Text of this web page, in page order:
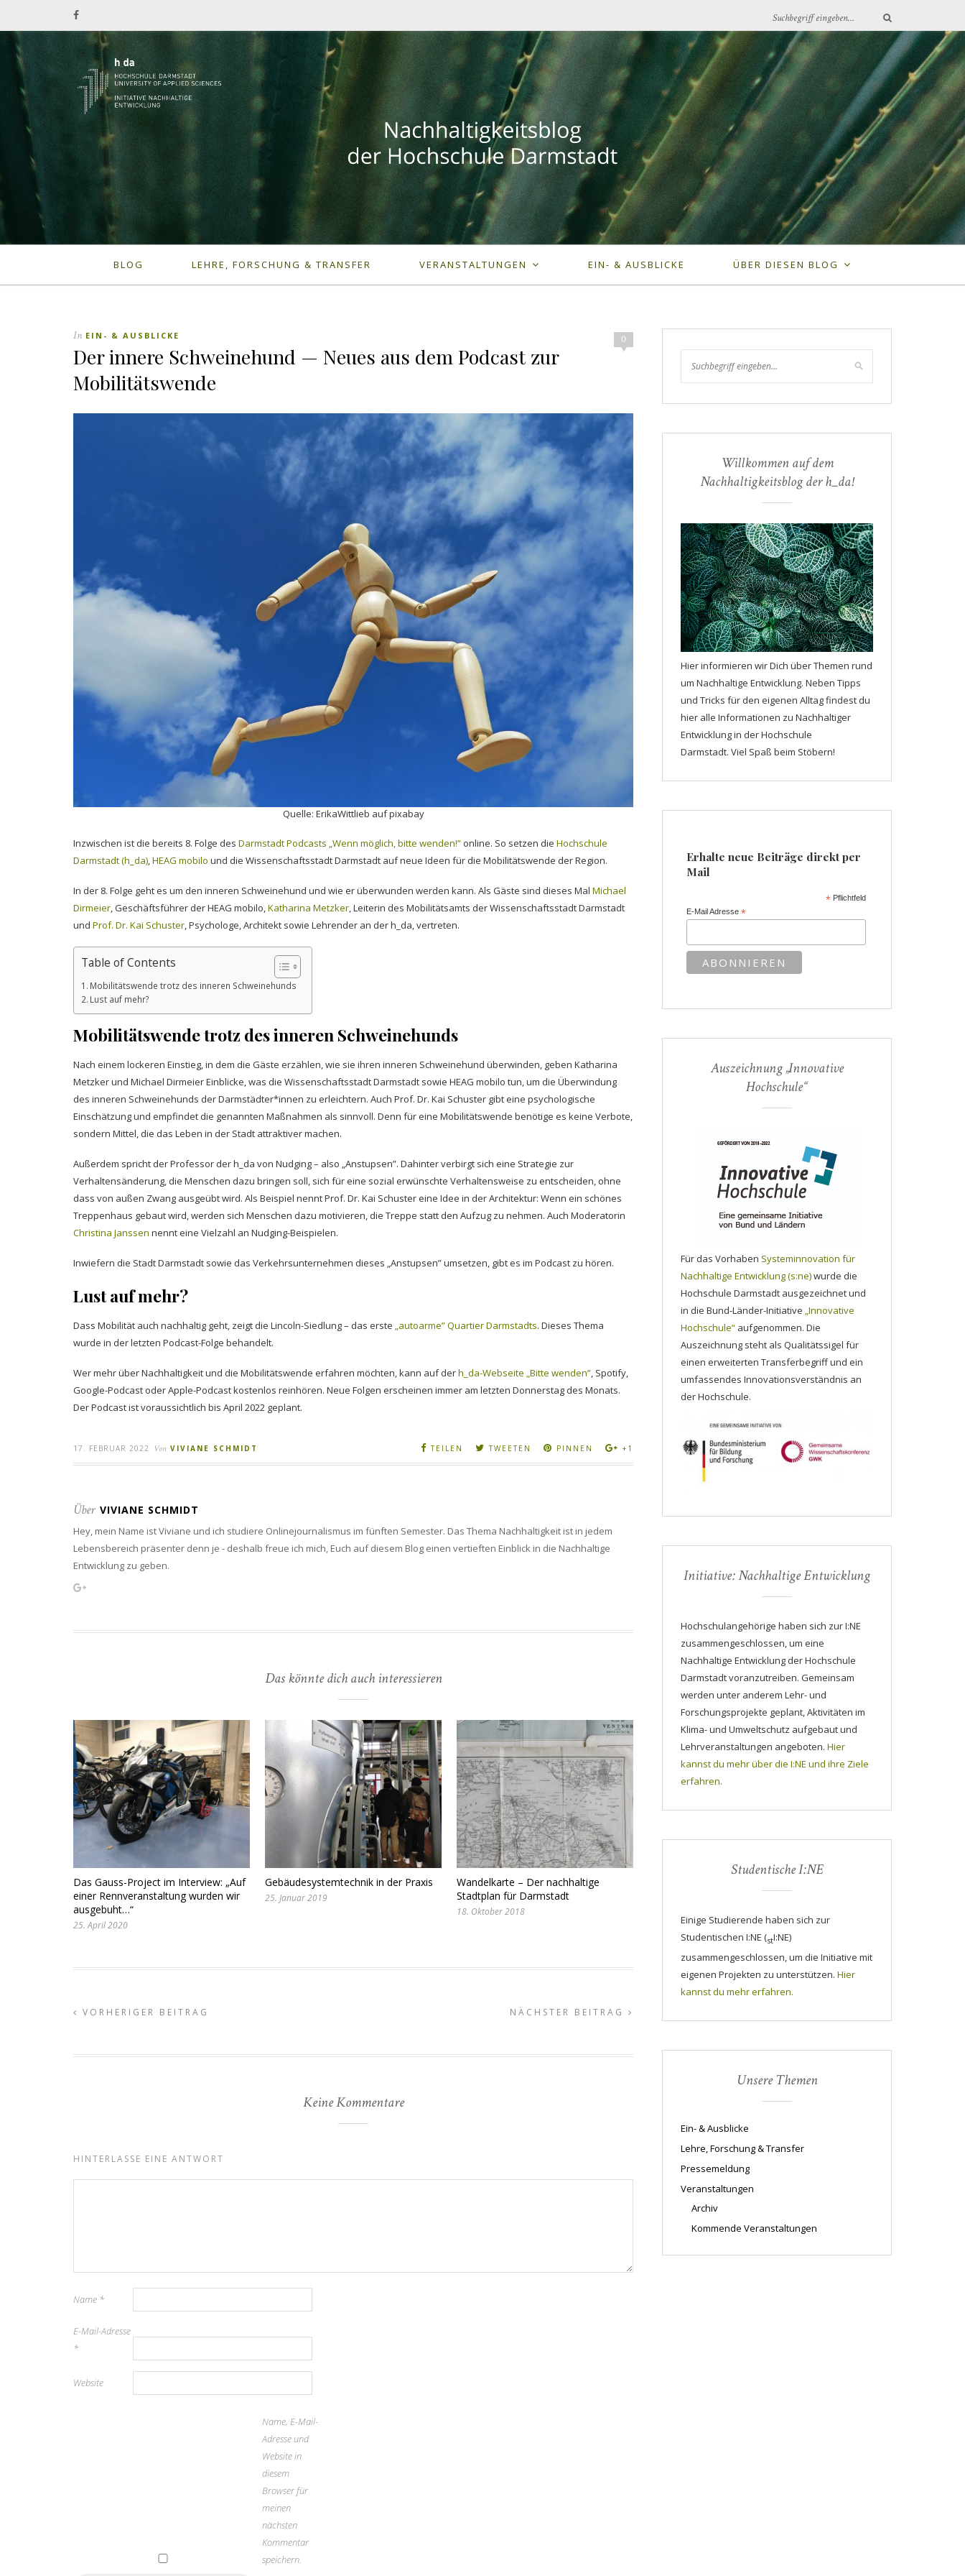
BLOG LEHRE, FORSCHUNG & TRANSFER VERANSTALTUNGEN EIN- & AUSBLICKE ÜBER DIESEN BLOG
0
In EIN- & AUSBLICKE
Der innere Schweinehund — Neues aus dem Podcast zur
Mobilitätswende
Quelle: ErikaWittlieb auf pixabay
Inzwischen ist die bereits 8. Folge des Darmstadt Podcasts „Wenn möglich, bitte wenden!” online. So setzen die Hochschule
Darmstadt (h_da),HEAG mobilo und die Wissenschaftsstadt Darmstadt auf neue Ideen für die Mobilitätswende der Region.
In der 8. Folge geht es um den inneren Schweinehund und wie er überwunden werden kann. Als Gäste sind dieses Mal Michael
Dirmeier, Geschäftsführer der HEAG mobilo,Katharina Metzker, Leiterin des Mobilitätsamts der Wissenschaftsstadt Darmstadt
und Prof. Dr. Kai Schuster, Psychologe, Architekt sowie Lehrender an der h_da, vertreten.
Table of Contents
Mobilitätswende trotz des inneren Schweinehunds
Lust auf mehr?
Mobilitätswende trotz des inneren Schweinehunds
Nach einem lockeren Einstieg, in dem die Gäste erzählen, wie sie ihren inneren Schweinehund überwinden, geben Katharina
Metzker und Michael Dirmeier Einblicke, was die Wissenschaftsstadt Darmstadt sowie HEAG mobilo tun, um die Überwindung
des inneren Schweinehunds der Darmstädter*innen zu erleichtern. Auch Prof. Dr. Kai Schuster gibt eine psychologische
Einschätzung und empfindet die genannten Maßnahmen als sinnvoll. Denn für eine Mobilitätswende benötige es keine Verbote,
sondern Mittel, die das Leben in der Stadt attraktiver machen.
Außerdem spricht der Professor der h_da von Nudging – also „Anstupsen”. Dahinter verbirgt sich eine Strategie zur
Verhaltensänderung, die Menschen dazu bringen soll, sich für eine sozial erwünschte Verhaltensweise zu entscheiden, ohne
dass von außen Zwang ausgeübt wird. Als Beispiel nennt Prof. Dr. Kai Schuster eine Idee in der Architektur: Wenn ein schönes
Treppenhaus gebaut wird, werden sich Menschen dazu motivieren, die Treppe statt den Aufzug zu nehmen. Auch Moderatorin
Christina Janssen nennt eine Vielzahl an Nudging-Beispielen.
Inwiefern die Stadt Darmstadt sowie das Verkehrsunternehmen dieses „Anstupsen” umsetzen, gibt es im Podcast zu hören.
Lust auf mehr?
Dass Mobilität auch nachhaltig geht, zeigt die Lincoln-Siedlung – das erste „autoarme” Quartier Darmstadts. Dieses Thema
wurde in der letzten Podcast-Folge behandelt.
Wer mehr über Nachhaltigkeit und die Mobilitätswende erfahren möchten, kann auf derh_da-Webseite „Bitte wenden”, Spotify,
Google-Podcast oder Apple-Podcast kostenlos reinhören. Neue Folgen erscheinen immer am letzten Donnerstag des Monats.
Der Podcast ist voraussichtlich bis April 2022 geplant.
17. FEBRUAR 2022 Von VIVIANE SCHMIDT TEILEN TWEETEN PINNEN +1
Über VIVIANE SCHMIDT
Hey, mein Name ist Viviane und ich studiere Onlinejournalismus im fünften Semester. Das Thema Nachhaltigkeit ist in jedem
Lebensbereich präsenter denn je - deshalb freue ich mich, Euch auf diesem Blog einen vertieften Einblick in die Nachhaltige
Entwicklung zu geben.
Das könnte dich auch interessieren
Das Gauss-Project im Interview: „Auf
einer Rennveranstaltung wurden wir
ausgebuht…“
25. April 2020
Gebäudesystemtechnik in der Praxis
25. Januar 2019
Wandelkarte – Der nachhaltige
Stadtplan für Darmstadt
18. Oktober 2018
VORHERIGER BEITRAG NÄCHSTER BEITRAG
Keine Kommentare
HINTERLASSE EINE ANTWORT
Name *
E-Mail-Adresse
*
Website
Name, E-Mail-
Adresse und
Website in
diesem
Browser für
meinen
nächsten
Kommentar
speichern.
Willkommen auf dem
Nachhaltigkeitsblog der h_da!
Hier informieren wir Dich über Themen rund
um Nachhaltige Entwicklung. Neben Tipps
und Tricks für den eigenen Alltag findest du
hier alle Informationen zu Nachhaltiger
Entwicklung in der Hochschule
Darmstadt. Viel Spaß beim Stöbern!
Erhalte neue Beiträge direkt per
Mail
*Pflichtfeld
E-Mail Adresse*
Auszeichnung „Innovative
Hochschule“
Für das Vorhaben Systeminnovation für
Nachhaltige Entwicklung (s:ne)wurde die
Hochschule Darmstadt ausgezeichnet und
in die Bund-Länder-Initiative „Innovative
Hochschule“ aufgenommen. Die
Auszeichnung steht als Qualitätssigel für
einen erweiterten Transferbegriff und ein
umfassendes Innovationsverständnis an
der Hochschule.
Initiative: Nachhaltige Entwicklung
Hochschulangehörige haben sich zur I:NE
zusammengeschlossen, um eine
Nachhaltige Entwicklung der Hochschule
Darmstadt voranzutreiben. Gemeinsam
werden unter anderem Lehr- und
Forschungsprojekte geplant, Aktivitäten im
Klima- und Umweltschutz aufgebaut und
Lehrveranstaltungen angeboten. Hier
kannst du mehr über die I:NE und ihre Ziele
erfahren.
Studentische I:NE
Einige Studierende haben sich zur
Studentischen I:NE (stI:NE)
zusammengeschlossen, um die Initiative mit
eigenen Projekten zu unterstützen. Hier
kannst du mehr erfahren.
Unsere Themen
Ein- & Ausblicke
Lehre, Forschung & Transfer
Pressemeldung
Veranstaltungen
Archiv
Kommende Veranstaltungen